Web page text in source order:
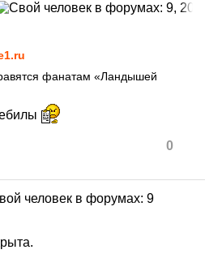
фанатам «Ландышей
0